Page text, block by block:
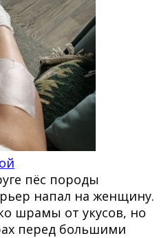
пёс породы
напал на женщину.
шрамы от укусов, но
перед большими